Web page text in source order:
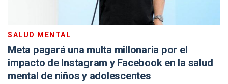
SALUD MENTAL
Meta pagará una multa millonaria por el
impacto de Instagram y Facebook en la salud
mental de niños y adolescentes